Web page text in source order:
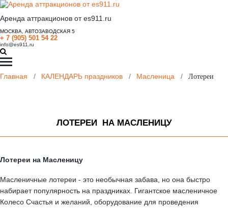
Аренда аттракционов от es911.ru
МОСКВА, АВТОЗАВОДСКАЯ 5
+ 7 (905) 501 54 22
info@es911.ru
Главная / КАЛЕНДАРЬ праздников / Масленица / Лотереи
ЛОТЕРЕИ НА МАСЛЕНИЦУ
Лотереи на Масленицу
Масленичные лотереи - это необычная забава, но она быстро
набирает популярность на праздниках. Гигантское масленичное
Колесо Счастья и желаний, оборудование для проведения